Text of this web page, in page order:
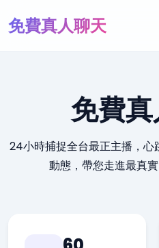
免費真人聊天
免費
24小時捕捉全台最正主播，
動態，帶您走進最真